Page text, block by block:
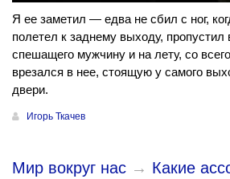
Я ее заметил — едва не сбил с ног,
полетел к заднему выходу, пропустил
спешащего мужчину и на лету, со
врезался в нее, стоящую у самого
двери.
Игорь Ткачев
Мир вокруг нас → Какие